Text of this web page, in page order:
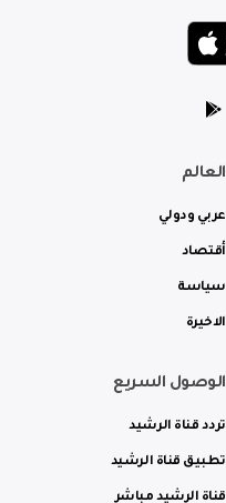
العالم
عربي ودولي
أقتصاد
سياسة
الاخيرة
الوصول السريع
تردد قناة الرشيد
تطبيق قناة الرشيد
قناة الرشيد مباشر